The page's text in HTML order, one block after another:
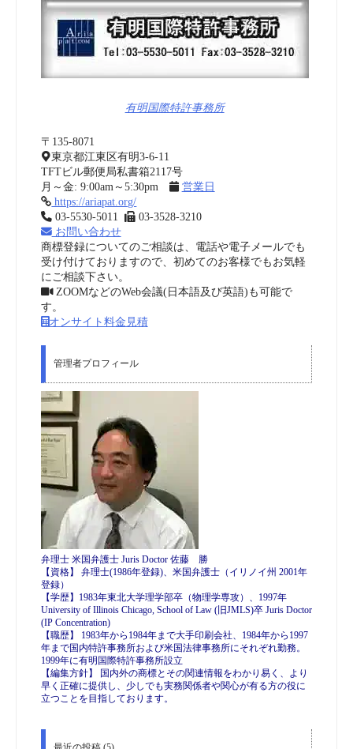
有明国際特許事務所
〒135-8071
東京都江東区有明3-6-11
TFTビル郵便局私書箱2117号
月～金: 9:00am～5:30pm
営業日
https://ariapat.org/
03-5530-5011
03-3528-3210
お問い合わせ
商標登録についてのご相談は、電話や電子メールでも
受け付けておりますので、初めてのお客様でもお気軽
にご相談下さい。
ZOOMなどのWeb会議(日本語及び英語)も可能で
す。
オンサイト料金見積
管理者プロフィール
弁理士 米国弁護士 Juris Doctor 佐藤 勝
【資格】 弁理士(1986年登録)、米国弁護士（イリノイ州 2001年
登録）
【学歴】1983年東北大学理学部卒（物理学専攻）、1997年
University of Illinois Chicago, School of Law (旧JMLS)卒 Juris Doctor
(IP Concentration)
【職歴】 1983年から1984年まで大手印刷会社、1984年から1997
年まで国内特許事務所および米国法律事務所にそれぞれ勤務。
1999年に有明国際特許事務所設立
【編集方針】 国内外の商標とその関連情報をわかり易く、より
早く正確に提供し、少しでも実務関係者や関心が有る方の役に
立つことを目指しております。